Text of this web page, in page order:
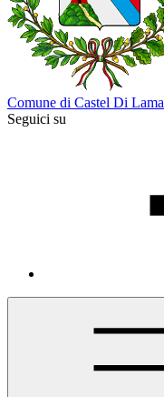
Comune di Castel Di Lama
Seguici su